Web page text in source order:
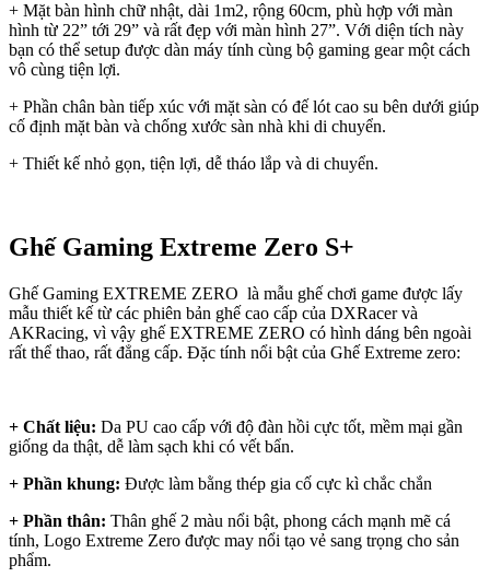
+ Mặt bàn hình chữ nhật, dài 1m2, rộng 60cm, phù hợp với màn
hình từ 22” tới 29” và rất đẹp với màn hình 27”. Với diện tích này
bạn có thể setup được dàn máy tính cùng bộ gaming gear một cách
vô cùng tiện lợi.
+ Phần chân bàn tiếp xúc với mặt sàn có đế lót cao su bên dưới giúp
cố định mặt bàn và chống xước sàn nhà khi di chuyển.
+ Thiết kế nhỏ gọn, tiện lợi, dễ tháo lắp và di chuyển.
Ghế Gaming Extreme Zero S+
Ghế Gaming EXTREME ZERO là mẫu ghế chơi game được lấy
mẫu thiết kế từ các phiên bản ghế cao cấp của DXRacer và
AKRacing, vì vậy ghế EXTREME ZERO có hình dáng bên ngoài
rất thể thao, rất đẳng cấp. Đặc tính nổi bật của Ghế Extreme zero:
+ Chất liệu: Da PU cao cấp với độ đàn hồi cực tốt, mềm mại gần
giống da thật, dễ làm sạch khi có vết bẩn.
+ Phần khung: Được làm bằng thép gia cố cực kì chắc chắn
+ Phần thân: Thân ghế 2 màu nổi bật, phong cách mạnh mẽ cá
tính, Logo Extreme Zero được may nổi tạo vẻ sang trọng cho sản
phẩm.